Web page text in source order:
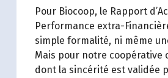
Pour Biocoop, le Rapport
Performance extra-
simple formalité, ni même
Mais pour notre coopérative
dont la sincérité est validée